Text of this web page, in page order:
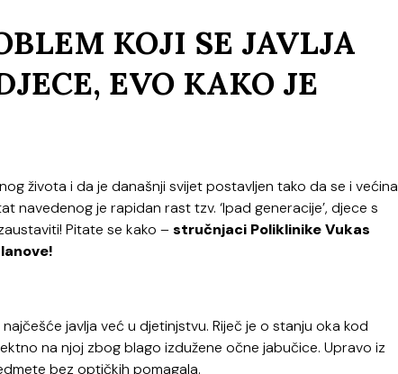
KOJI SE JAVLJA
EVO KAKO JE
života i da je današnji svijet postavljen tako da se i većina
navedenog je rapidan rast tzv. ‘Ipad generacije’, djece s
Pitate se kako –stručnjaci Poliklinike Vukas
javlja već u djetinjstvu. Riječ je o stanju oka kod
na njoj zbog blago izdužene očne jabučice. Upravo iz
bez optičkih pomagala.